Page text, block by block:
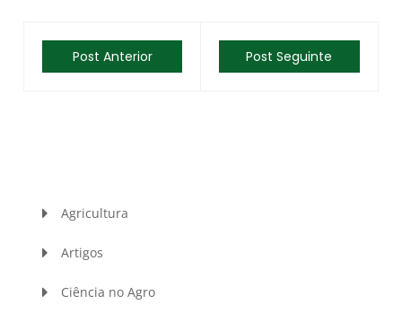
Post Anterior Post Seguinte
Agricultura
Artigos
Ciência no Agro